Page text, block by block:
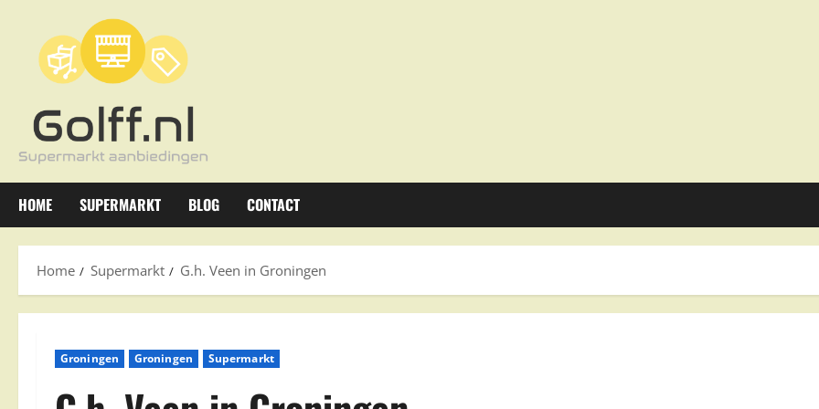
inhoud
HOME SUPERMARKT BLOG CONTACT
Home Supermarkt G.h. Veen in Groningen
Groningen Groningen Supermarkt